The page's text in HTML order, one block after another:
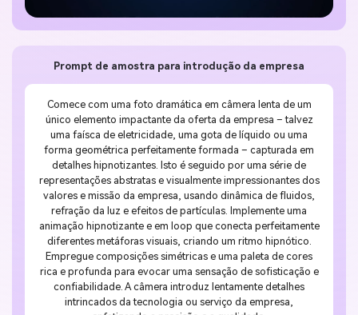
Prompt de amostra para introdução da empresa
Comece com uma foto dramática em câmera lenta de um
único elemento impactante da oferta da empresa – talvez
uma faísca de eletricidade, uma gota de líquido ou uma
forma geométrica perfeitamente formada – capturada em
detalhes hipnotizantes. Isto é seguido por uma série de
representações abstratas e visualmente impressionantes dos
valores e missão da empresa, usando dinâmica de fluidos,
refração da luz e efeitos de partículas. Implemente uma
animação hipnotizante e em loop que conecta perfeitamente
diferentes metáforas visuais, criando um ritmo hipnótico.
Empregue composições simétricas e uma paleta de cores
rica e profunda para evocar uma sensação de sofisticação e
confiabilidade. A câmera introduz lentamente detalhes
intrincados da tecnologia ou serviço da empresa,